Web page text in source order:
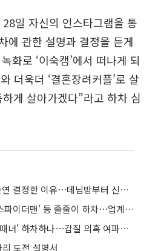
일 자신의 인스타그램을 통
에 관한 설명과 결정을 듣게
화로 ‘이숙캠’에서 떠나게 되
더욱더 ‘결혼장려커플’로 살
게 살아가겠다”라고 하차 심
'나혼산' 김신영 합류, 출연 결정한 이유⋯데님방부터 신발 700켤레까지
'성범죄 의혹' 황석희, '스파이더맨' 등 줄줄이 하차⋯업계 손절 본격화
황희찬 누나 황희정, '골때녀' 하차하나⋯갑질 의혹 여파에 "상황 파악 중"
리 도전 설명서